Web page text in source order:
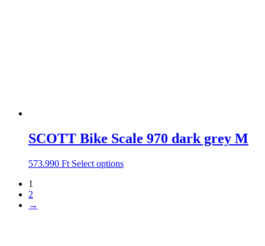
SCOTT Bike Scale 970 dark grey M
573.990 Ft Select options
1
2
→